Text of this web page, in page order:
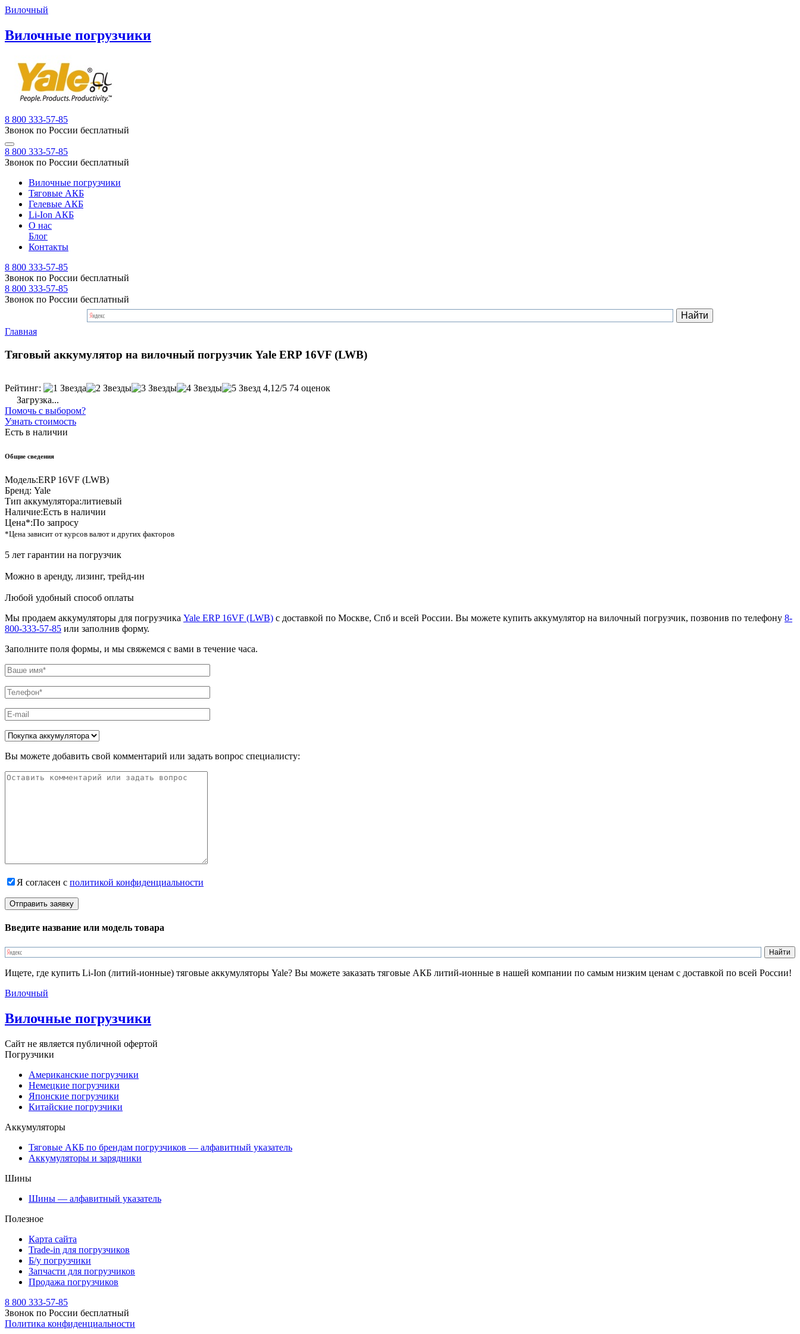
Вилочный
Вилочные погрузчики
8 800 333-57-85
Звонок по России бесплатный
8 800 333-57-85
Звонок по России бесплатный
Вилочные погрузчики
Тяговые АКБ
Гелевые АКБ
Li-Ion АКБ
О нас
Блог
Контакты
8 800 333-57-85
Звонок по России бесплатный
8 800 333-57-85
Звонок по России бесплатный
Главная
Тяговый аккумулятор на вилочный погрузчик Yale ERP 16VF (LWB)
Рейтинг: 4,12/5 74 оценок
Загрузка...
Помочь с выбором?
Узнать стоимость
Есть в наличии
Общие сведения
Модель:ERP 16VF (LWB)
Бренд: Yale
Тип аккумулятора:литиевый
Наличие:Есть в наличии
Цена*:По запросу
*Цена зависит от курсов валют и других факторов
5 лет гарантии на погрузчик
Можно в аренду, лизинг, трейд-ин
Любой удобный способ оплаты
Мы продаем аккумуляторы для погрузчика Yale ERP 16VF (LWB) с доставкой по Москве, Спб и всей России. Вы можете купить аккумулятор на вилочный погрузчик, позвонив по телефону 8-
800-333-57-85 или заполнив форму.
Заполните поля формы, и мы свяжемся с вами в течение часа.
Вы можете добавить свой комментарий или задать вопрос специалисту:
Я согласен с политикой конфиденциальности
Введите название или модель товара
Ищете, где купить Li-Ion (литий-ионные) тяговые аккумуляторы Yale? Вы можете заказать тяговые АКБ литий-ионные в нашей компании по самым низким ценам с доставкой по всей России!
Вилочный
Вилочные погрузчики
Сайт не является публичной офертой
Погрузчики
Американские погрузчики
Немецкие погрузчики
Японские погрузчики
Китайские погрузчики
Аккумуляторы
Тяговые АКБ по брендам погрузчиков — алфавитный указатель
Аккумуляторы и зарядники
Шины
Шины — алфавитный указатель
Полезное
Карта сайта
Trade-in для погрузчиков
Б/у погрузчики
Запчасти для погрузчиков
Продажа погрузчиков
8 800 333-57-85
Звонок по России бесплатный
Политика конфиденциальности